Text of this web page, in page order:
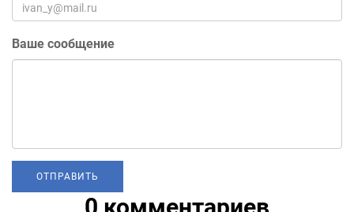
Ваше сообщение